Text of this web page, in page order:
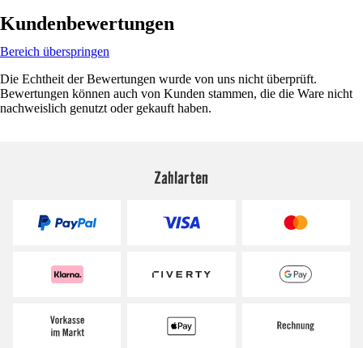
Kundenbewertungen
Bereich überspringen
Die Echtheit der Bewertungen wurde von uns nicht überprüft.
Bewertungen können auch von Kunden stammen, die die Ware nicht
nachweislich genutzt oder gekauft haben.
Zahlarten